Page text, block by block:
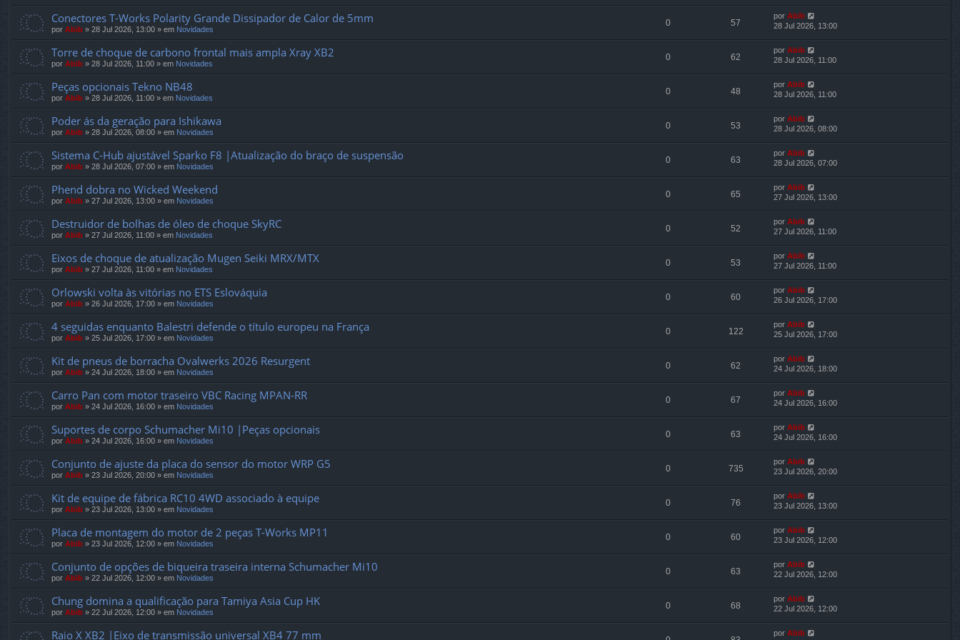
Conectores T-Works Polarity Grande Dissipador de Calor de 5mm
por Abib » 28 Jul 2026, 13:00 » em Novidades
0 57
por Abib
28 Jul 2026, 13:00
Torre de choque de carbono frontal mais ampla Xray XB2
por Abib » 28 Jul 2026, 11:00 » em Novidades
0 62
por Abib
28 Jul 2026, 11:00
Peças opcionais Tekno NB48
por Abib » 28 Jul 2026, 11:00 » em Novidades
0 48
por Abib
28 Jul 2026, 11:00
Poder ás da geração para Ishikawa
por Abib » 28 Jul 2026, 08:00 » em Novidades
0 53
por Abib
28 Jul 2026, 08:00
Sistema C-Hub ajustável Sparko F8 |Atualização do braço de suspensão
por Abib » 28 Jul 2026, 07:00 » em Novidades
0 63
por Abib
28 Jul 2026, 07:00
Phend dobra no Wicked Weekend
por Abib » 27 Jul 2026, 13:00 » em Novidades
0 65
por Abib
27 Jul 2026, 13:00
Destruidor de bolhas de óleo de choque SkyRC
por Abib » 27 Jul 2026, 11:00 » em Novidades
0 52
por Abib
27 Jul 2026, 11:00
Eixos de choque de atualização Mugen Seiki MRX/MTX
por Abib » 27 Jul 2026, 11:00 » em Novidades
0 53
por Abib
27 Jul 2026, 11:00
Orlowski volta às vitórias no ETS Eslováquia
por Abib » 26 Jul 2026, 17:00 » em Novidades
0 60
por Abib
26 Jul 2026, 17:00
4 seguidas enquanto Balestri defende o título europeu na França
por Abib » 25 Jul 2026, 17:00 » em Novidades
0 122
por Abib
25 Jul 2026, 17:00
Kit de pneus de borracha Ovalwerks 2026 Resurgent
por Abib » 24 Jul 2026, 18:00 » em Novidades
0 62
por Abib
24 Jul 2026, 18:00
Carro Pan com motor traseiro VBC Racing MPAN-RR
por Abib » 24 Jul 2026, 16:00 » em Novidades
0 67
por Abib
24 Jul 2026, 16:00
Suportes de corpo Schumacher Mi10 |Peças opcionais
por Abib » 24 Jul 2026, 16:00 » em Novidades
0 63
por Abib
24 Jul 2026, 16:00
Conjunto de ajuste da placa do sensor do motor WRP G5
por Abib » 23 Jul 2026, 20:00 » em Novidades
0 735
por Abib
23 Jul 2026, 20:00
Kit de equipe de fábrica RC10 4WD associado à equipe
por Abib » 23 Jul 2026, 13:00 » em Novidades
0 76
por Abib
23 Jul 2026, 13:00
Placa de montagem do motor de 2 peças T-Works MP11
por Abib » 23 Jul 2026, 12:00 » em Novidades
0 60
por Abib
23 Jul 2026, 12:00
Conjunto de opções de biqueira traseira interna Schumacher Mi10
por Abib » 22 Jul 2026, 12:00 » em Novidades
0 63
por Abib
22 Jul 2026, 12:00
Chung domina a qualificação para Tamiya Asia Cup HK
por Abib » 22 Jul 2026, 12:00 » em Novidades
0 68
por Abib
22 Jul 2026, 12:00
Raio X XB2 |Eixo de transmissão universal XB4 77 mm por Abib